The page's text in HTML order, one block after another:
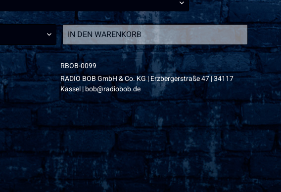
IN DEN WARENKORB
RBOB-0099
RADIO BOB GmbH & Co. KG | Erzbergerstraße 47 | 34117
Kassel | bob@radiobob.de